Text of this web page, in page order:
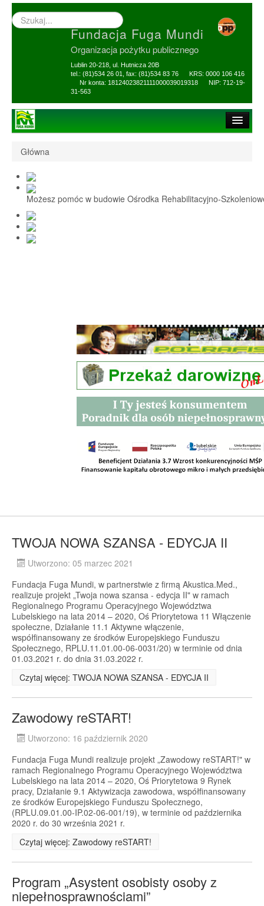
Wyszukiwarka
–
Fundacja Fuga Mundi
Organizacja pożytku publicznego
Lublin 20-218, ul. Hutnicza 20B
tel.: (81)534 26 01, fax: (81)534 83 76 KRS: 0000 106 416
Nr konta: 18124023821111000039019318 NIP: 712-19-
31-563
1,5% i darowizny
Nasi Beneficjenci
Ośrodek Reh-Szkol
Sprawozdania
Główna
Możesz pomóc w budowie Ośrodka Rehabilitacyjno-
TWOJA NOWA SZANSA - EDYCJA II
Utworzono: 05 marzec 2021
Fundacja Fuga Mundi, w partnerstwie z firmą Akustica.Med.,
realizuje projekt „Twoja nowa szansa - edycja II" w ramach
Regionalnego Programu Operacyjnego Województwa
Lubelskiego na lata 2014 – 2020, Oś Priorytetowa 11 Włączenie
społeczne, Działanie 11.1 Aktywne włączenie,
współfinansowany ze środków Europejskiego Funduszu
Społecznego, RPLU.11.01.00-06-0031/20) w terminie od dnia
01.03.2021 r. do dnia 31.03.2022 r.
Czytaj więcej: TWOJA NOWA SZANSA - EDYCJA II
Zawodowy reSTART!
Utworzono: 16 październik 2020
Fundacja Fuga Mundi realizuje projekt „Zawodowy reSTART!" w
ramach Regionalnego Programu Operacyjnego Województwa
Lubelskiego na lata 2014 – 2020, Oś Priorytetowa 9 Rynek
pracy, Działanie 9.1 Aktywizacja zawodowa, współfinansowany
ze środków Europejskiego Funduszu Społecznego,
(RPLU.09.01.00-IP.02-06-001/19), w terminie od października
2020 r. do 30 września 2021 r.
Czytaj więcej: Zawodowy reSTART!
Program „Asystent osobisty osoby z
niepełnosprawnościami”